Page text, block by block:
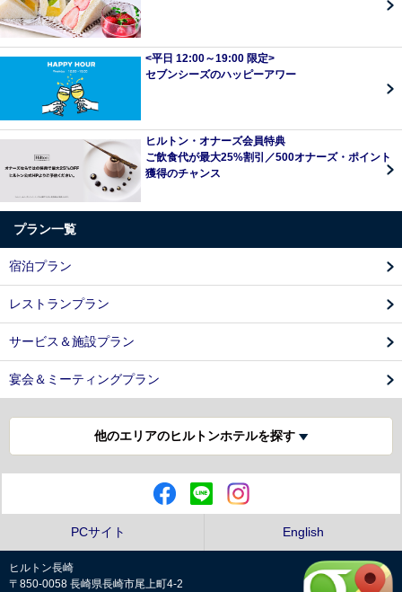
<平日 12:00～19:00 限定>
セブンシーズのハッピーアワー
ヒルトン・オナーズ会員特典
ご飲食代が最大25%割引／500オナーズ・ポイント
獲得のチャンス
プラン一覧
宿泊プラン
レストランプラン
サービス＆施設プラン
宴会＆ミーティングプラン
他のエリアのヒルトンホテルを探す
PCサイト English
ヒルトン長崎
〒850-0058 長崎県長崎市尾上町4-2